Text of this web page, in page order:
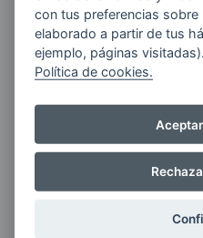
Quiero recibir las
ENERGIAS por
electrónico. Más
Si tienes alguna
pedido escríbenos a:
con tus preferencias sobre
elaborado a partir de tus
ejemplo, páginas visitadas).
Política de cookies.